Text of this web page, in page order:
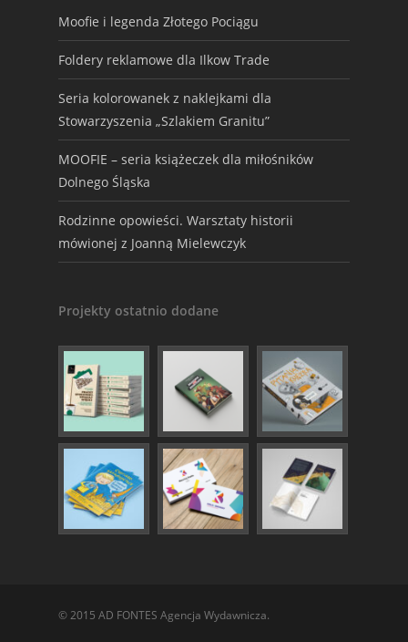
Moofie i legenda Złotego Pociągu
Foldery reklamowe dla Ilkow Trade
Seria kolorowanek z naklejkami dla
Stowarzyszenia „Szlakiem Granitu”
MOOFIE – seria książeczek dla miłośników
Dolnego Śląska
Rodzinne opowieści. Warsztaty historii
mówionej z Joanną Mielewczyk
Projekty ostatnio dodane
© 2015 AD FONTES Agencja Wydawnicza.